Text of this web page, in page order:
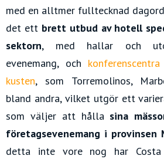
med en alltmer fulltecknad
det ett brett utbud av hotell
sektorn, med hallar och
evenemang, och
kusten, som Torremolinos,
bland andra, vilket utgör ett
som väljer att hålla sina
företagsevenemang i provinsen
detta inte vore nog har